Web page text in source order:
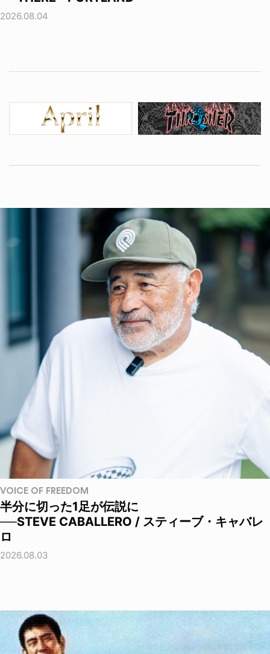
2026.08.04
VOICE OF FREEDOM
半分に切った1足が伝説に
──STEVE CABALLERO / スティーブ・キャバレ
ロ
2026.08.03